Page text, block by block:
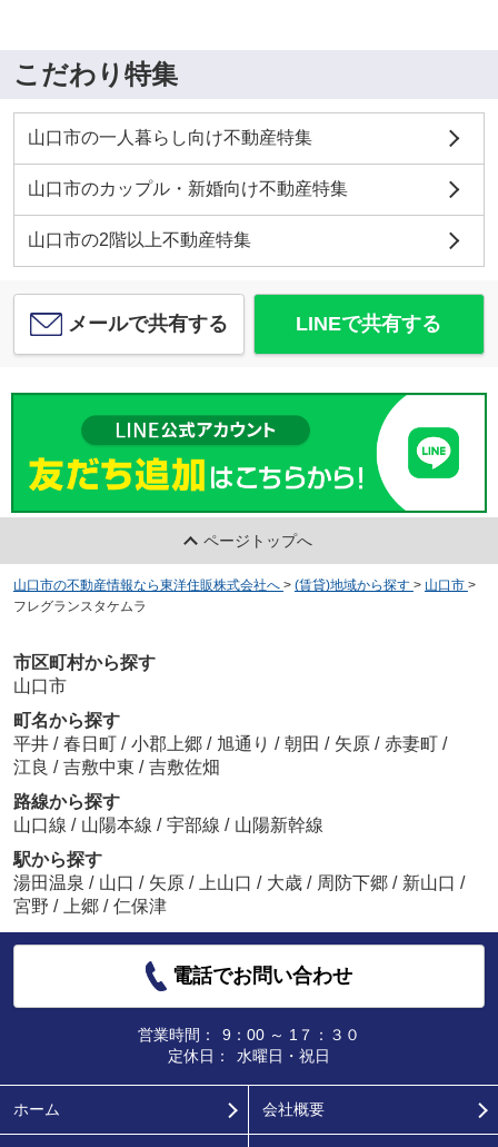
こだわり特集
山口市の一人暮らし向け不動産特集
山口市のカップル・新婚向け不動産特集
山口市の2階以上不動産特集
メールで共有する LINEで共有する
ページトップへ
山口市の不動産情報なら東洋住販株式会社へ > (賃貸)地域から探す > 山口市 >
フレグランスタケムラ
市区町村から探す
山口市
町名から探す
平井 / 春日町 / 小郡上郷 / 旭通り / 朝田 / 矢原 / 赤妻町 /
江良 / 吉敷中東 / 吉敷佐畑
路線から探す
山口線 / 山陽本線 / 宇部線 / 山陽新幹線
駅から探す
湯田温泉 / 山口 / 矢原 / 上山口 / 大歳 / 周防下郷 / 新山口 /
宮野 / 上郷 / 仁保津
電話でお問い合わせ
営業時間：
9：00 ～ 1７：３０
定休日：
水曜日・祝日
ホーム 会社概要